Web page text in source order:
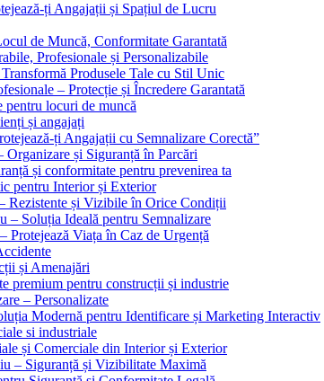
ți Angajații și Spațiul de Lucru
de Muncă, Conformitate Garantată
Profesionale și Personalizabile
Produsele Tale cu Stil Unic
– Protecție și Încredere Garantată
pentru locuri de muncă
și angajați
ți Angajații cu Semnalizare Corectă”
și Siguranță în Parcări
și conformitate pentru prevenirea ta
pentru Interior și Exterior
Rezistente și Vizibile în Orice Condiții
– Soluția Ideală pentru Semnalizare
Protejează Viața în Caz de Urgență
și Amenajări
premium pentru construcții și industrie
– Personalizate
Modernă pentru Identificare și Marketing Interactiv
si industriale
și Comerciale din Interior și Exterior
– Siguranță și Vizibilitate Maximă